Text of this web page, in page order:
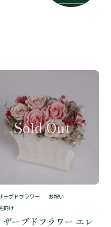
ーブドフラワー
お祝い
向け
ザーブドフラワー エレ